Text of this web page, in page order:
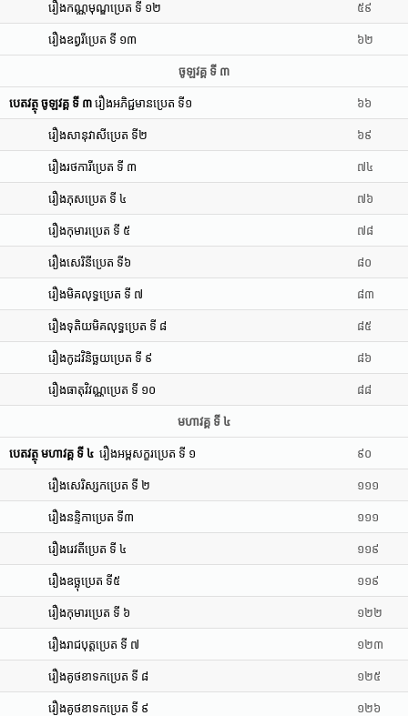
រឿងកណ្ណមុណ្ឌប្រេត ទី ១២ ៥៩
រឿងឧព្វរីប្រេត ទី ១៣ ៦២
ចូឡវគ្គ ទី ៣
បេតវត្ថុ ចូឡវគ្គ ទី ៣ រឿងអភិជ្ជមានប្រេត ទី១ ៦៦
រឿងសានុវាសីប្រេត ទី២ ៦៩
រឿងរថការីប្រេត ទី ៣ ៧៤
រឿងភុសប្រេត ទី ៤ ៧៦
រឿងកុមារប្រេត ទី ៥ ៧៨
រឿងសេរិនីប្រេត ទី៦ ៨០
រឿងមិគលុទ្ធប្រេត ទី ៧ ៨៣
រឿងទុតិយមិគលុទ្ធប្រេត ទី ៨ ៨៥
រឿងកូដវិនិច្ឆយប្រេត ទី ៩ ៨៦
រឿងធាតុវិវណ្ណប្រេត ទី ១០ ៨៨
មហាវគ្គ ទី ៤
បេតវត្ថុ មហាវគ្គ ទី ៤ រឿងអម្ពសក្ខរប្រេត ទី ១ ៩០
រឿងសេរិស្សកប្រេត ទី ២ ១១១
រឿងនន្ទិកាប្រេត ទី៣ ១១១
រឿងរេវតីប្រេត ទី ៤ ១១៩
រឿងឧច្ឆុប្រេត ទី៥ ១១៩
រឿងកុមារប្រេត ទី ៦ ១២២
រឿងរាជបុត្តប្រេត ទី ៧ ១២៣
រឿងគូថខាទកប្រេត ទី ៨ ១២៥
រឿងគូថខាទកប្រេត ទី ៩ ១២៦